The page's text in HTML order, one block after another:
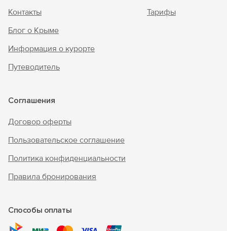
Контакты
Блог о Крыме
Информация о курорте
Путеводитель
Тарифы
Соглашения
Договор оферты
Пользовательское соглашение
Политика конфиденциальности
Правила бронирования
Способы оплаты